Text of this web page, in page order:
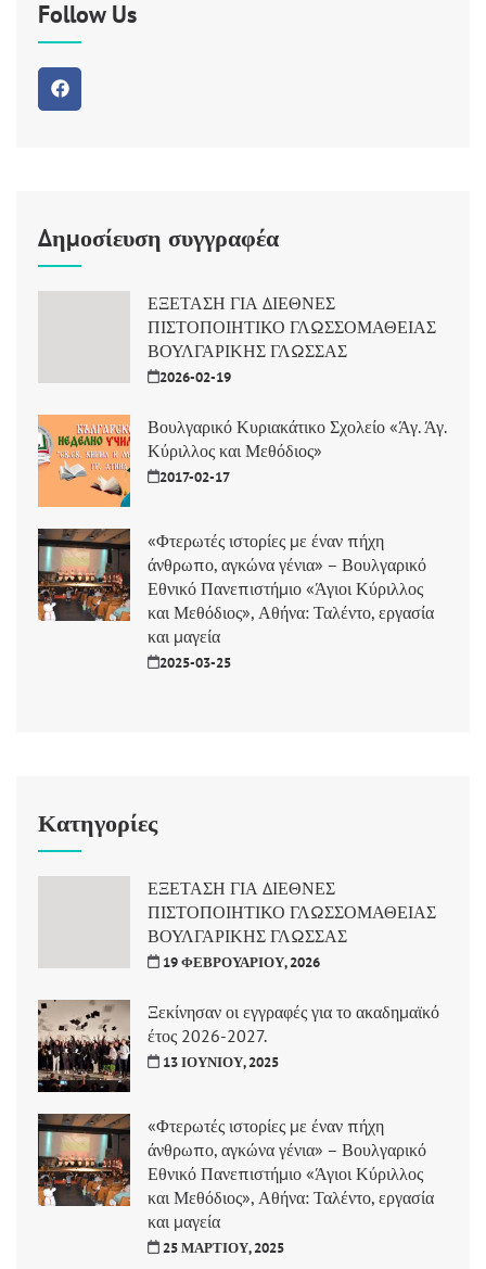
Follow Us
Δημοσίευση συγγραφέα
ΕΞΕΤΑΣΗ ΓΙΑ ΔΙΕΘΝΕΣ
ΠΙΣΤΟΠΟΙΗΤΙΚΟ ΓΛΩΣΣΟΜΑΘΕΙΑΣ
ΒΟΥΛΓΑΡΙΚΗΣ ΓΛΩΣΣΑΣ
2026-02-19
Βουλγαρικό Κυριακάτικο Σχολείο «Άγ. Άγ.
Κύριλλος και Μεθόδιος»
2017-02-17
«Φτερωτές ιστορίες με έναν πήχη
άνθρωπο, αγκώνα γένια» – Βουλγαρικό
Εθνικό Πανεπιστήμιο «Άγιοι Κύριλλος
και Μεθόδιος», Αθήνα: Ταλέντο, εργασία
και μαγεία
2025-03-25
Κατηγορίες
ΕΞΕΤΑΣΗ ΓΙΑ ΔΙΕΘΝΕΣ
ΠΙΣΤΟΠΟΙΗΤΙΚΟ ΓΛΩΣΣΟΜΑΘΕΙΑΣ
ΒΟΥΛΓΑΡΙΚΗΣ ΓΛΩΣΣΑΣ
19 ΦΕΒΡΟΥΑΡΊΟΥ, 2026
Ξεκίνησαν οι εγγραφές για το ακαδημαϊκό
έτος 2026-2027.
13 ΙΟΥΝΊΟΥ, 2025
«Φτερωτές ιστορίες με έναν πήχη
άνθρωπο, αγκώνα γένια» – Βουλγαρικό
Εθνικό Πανεπιστήμιο «Άγιοι Κύριλλος
και Μεθόδιος», Αθήνα: Ταλέντο, εργασία
και μαγεία
25 ΜΑΡΤΊΟΥ, 2025